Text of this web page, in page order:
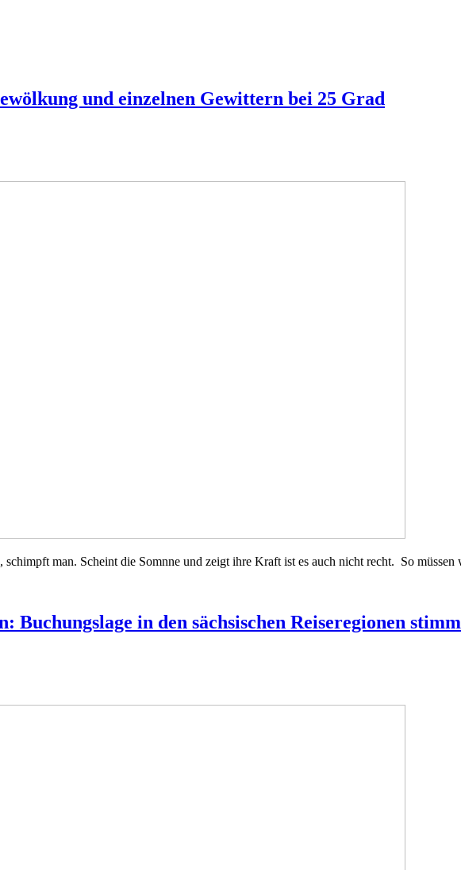
und einzelnen Gewittern bei 25 Grad
man. Scheint die Somnne und zeigt ihre Kraft ist es auch nicht recht. So müssen
Buchungslage in den sächsischen Reiseregionen